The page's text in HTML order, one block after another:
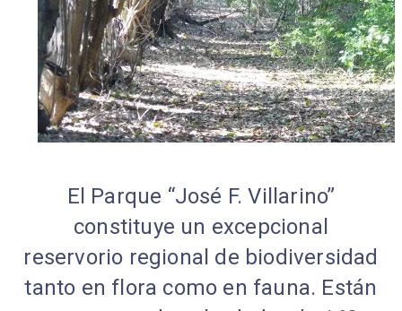
El Parque “José F. Villarino”
constituye un excepcional
reservorio regional de biodiversidad
tanto en flora como en fauna. Están